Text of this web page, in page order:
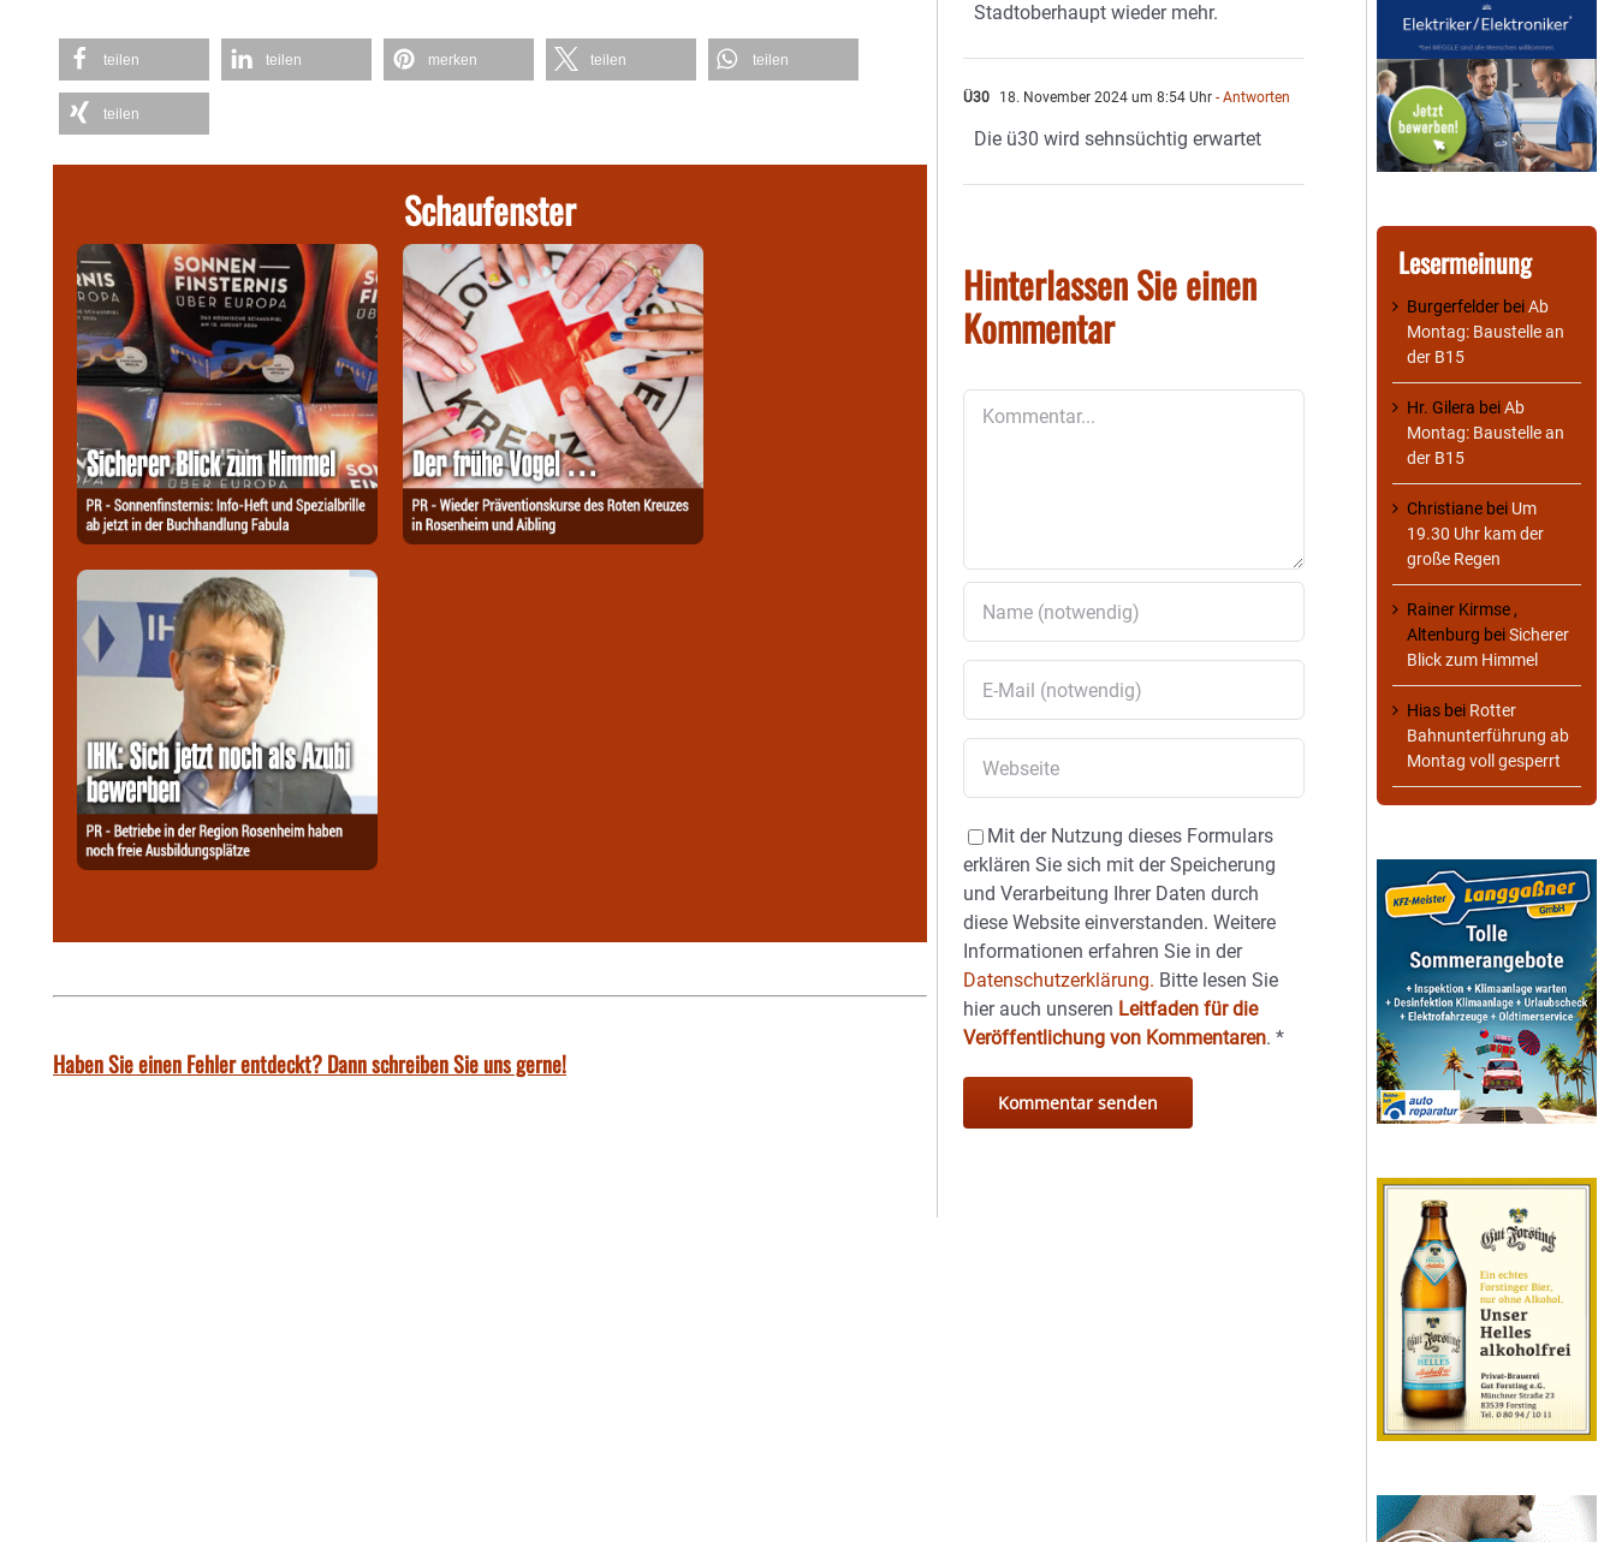
teilen teilen merken teilen teilen
teilen
Schaufenster
Haben Sie einen Fehler entdeckt? Dann schreiben Sie uns gerne!
Stadtoberhaupt wieder mehr.
Ü30 18. November 2024 um 8:54 Uhr - Antworten
Die ü30 wird sehnsüchtig erwartet
Hinterlassen Sie einen
Kommentar
Mit der Nutzung dieses Formulars
erklären Sie sich mit der Speicherung
und Verarbeitung Ihrer Daten durch
diese Website einverstanden. Weitere
Informationen erfahren Sie in der
Datenschutzerklärung. Bitte lesen Sie
hier auch unseren Leitfaden für die
Veröffentlichung von Kommentaren.*
Lesermeinung
Burgerfelder beiAb
Montag: Baustelle an
der B15
Hr. Gilera beiAb
Montag: Baustelle an
der B15
Christiane bei Um
19.30 Uhr kam der
große Regen
Rainer Kirmse ,
Altenburg beiSicherer
Blick zum Himmel
Hias bei Rotter
Bahnunterführung ab
Montag voll gesperrt